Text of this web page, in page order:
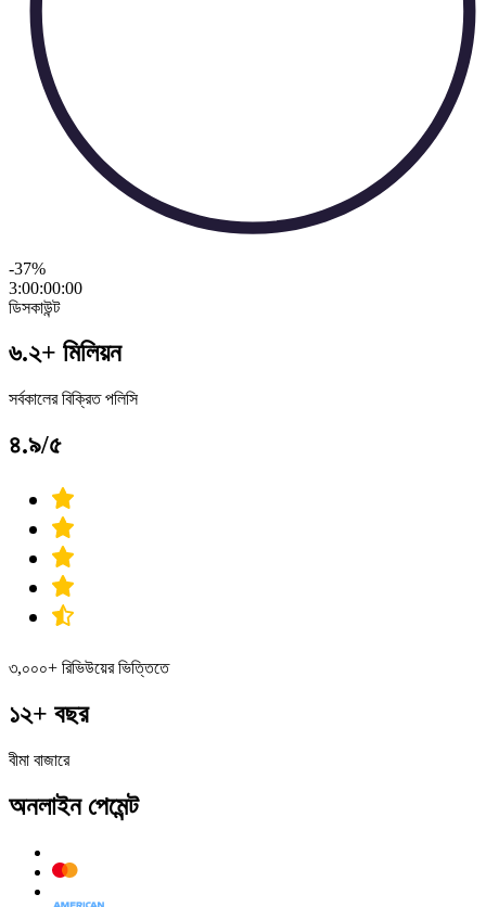
-37%
3:00:00:00
ডিসকাউন্ট
৬.২+ মিলিয়ন
সর্বকালের বিক্রিত পলিসি
৪.৯/৫
৩,০০০+ রিভিউয়ের ভিত্তিতে
১২+ বছর
বীমা বাজারে
অনলাইন পেমেন্ট